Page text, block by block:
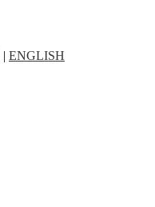
| ENGLISH